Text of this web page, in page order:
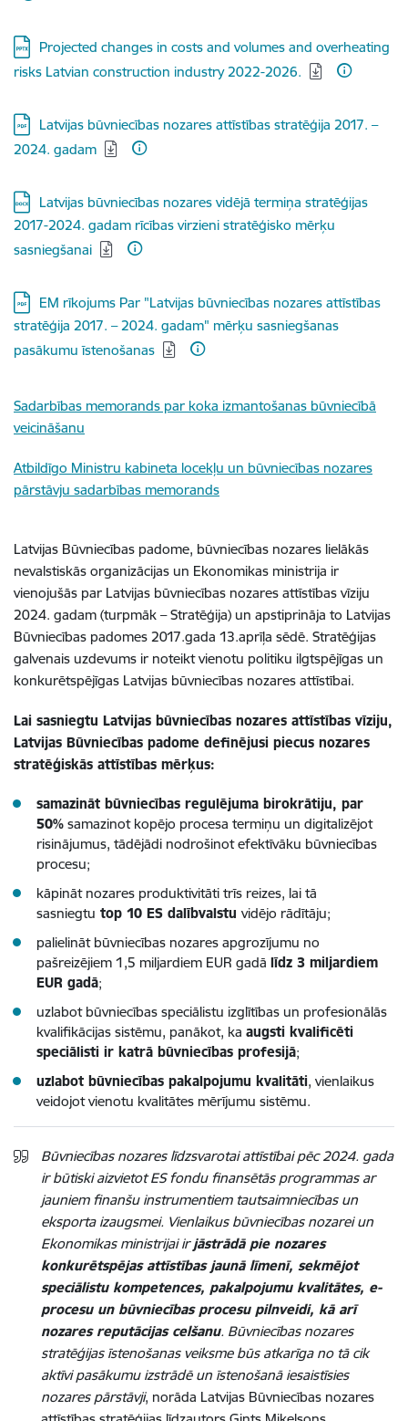
Lejupielādēt:
Projected changes in costs and volumes and overheating
risks Latvian construction industry 2022-2026.
Lejupielādēt:
Latvijas būvniecības nozares attīstības stratēģija 2017. –
2024. gadam
Lejupielādēt:
Latvijas būvniecības nozares vidējā termiņa stratēģijas
2017-2024. gadam rīcības virzieni stratēģisko mērķu
sasniegšanai
Lejupielādēt:
EM rīkojums Par "Latvijas būvniecības nozares attīstības
stratēģija 2017. – 2024. gadam" mērķu sasniegšanas
pasākumu īstenošanas
Sadarbības memorands par koka izmantošanas būvniecībā
veicināšanu
Atbildīgo Ministru kabineta locekļu un būvniecības nozares
pārstāvju sadarbības memorands
Latvijas Būvniecības padome, būvniecības nozares lielākās
nevalstiskās organizācijas un Ekonomikas ministrija ir
vienojušās par Latvijas būvniecības nozares attīstības vīziju
2024. gadam (turpmāk – Stratēģija) un apstiprināja to Latvijas
Būvniecības padomes 2017.gada 13.aprīļa sēdē. Stratēģijas
galvenais uzdevums ir noteikt vienotu politiku ilgtspējīgas un
konkurētspējīgas Latvijas būvniecības nozares attīstībai.
Lai sasniegtu Latvijas būvniecības nozares attīstības vīziju,
Latvijas Būvniecības padome definējusi piecus nozares
stratēģiskās attīstības mērķus:
samazināt būvniecības regulējuma birokrātiju, par
50% samazinot kopējo procesa termiņu un digitalizējot
risinājumus, tādējādi nodrošinot efektīvāku būvniecības
procesu;
kāpināt nozares produktivitāti trīs reizes, lai tā
sasniegtu top 10 ES dalībvalstu vidējo rādītāju;
palielināt būvniecības nozares apgrozījumu no
pašreizējiem 1,5 miljardiem EUR gadā līdz 3 miljardiem
EUR gadā;
uzlabot būvniecības speciālistu izglītības un profesionālās
kvalifikācijas sistēmu, panākot, ka augsti kvalificēti
speciālisti ir katrā būvniecības profesijā;
uzlabot būvniecības pakalpojumu kvalitāti, vienlaikus
veidojot vienotu kvalitātes mērījumu sistēmu.
Būvniecības nozares līdzsvarotai attīstībai pēc 2024. gada
ir būtiski aizvietot ES fondu finansētās programmas ar
jauniem finanšu instrumentiem tautsaimniecības un
eksporta izaugsmei. Vienlaikus būvniecības nozarei un
Ekonomikas ministrijai irjāstrādā pie nozares
konkurētspējas attīstības jaunā līmenī, sekmējot
speciālistu kompetences, pakalpojumu kvalitātes, e-
procesu un būvniecības procesu pilnveidi, kā arī
nozares reputācijas celšanu. Būvniecības nozares
stratēģijas īstenošanas veiksme būs atkarīga no tā cik
aktīvi pasākumu izstrādē un īstenošanā iesaistīsies
nozares pārstāvji, norāda Latvijas Būvniecības nozares